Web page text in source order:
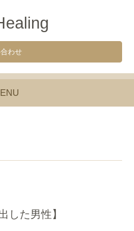
わせ
した男性】